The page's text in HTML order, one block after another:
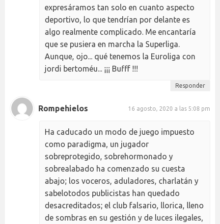
expresáramos tan solo en cuanto aspecto
deportivo, lo que tendrían por delante es
algo realmente complicado. Me encantaría
que se pusiera en marcha la Superliga.
Aunque, ojo... qué tenemos la Euroliga con
jordi bertoméu... ¡¡¡ Bufff !!!
Responder
Rompehielos 16 agosto, 2020 a las 5:08 pm
Ha caducado un modo de juego impuesto
como paradigma, un jugador
sobreprotegido, sobrehormonado y
sobrealabado ha comenzado su cuesta
abajo; los voceros, aduladores, charlatán y
sabelotodos publicistas han quedado
desacreditados; el club falsario, llorica, lleno
de sombras en su gestión y de luces ilegales,